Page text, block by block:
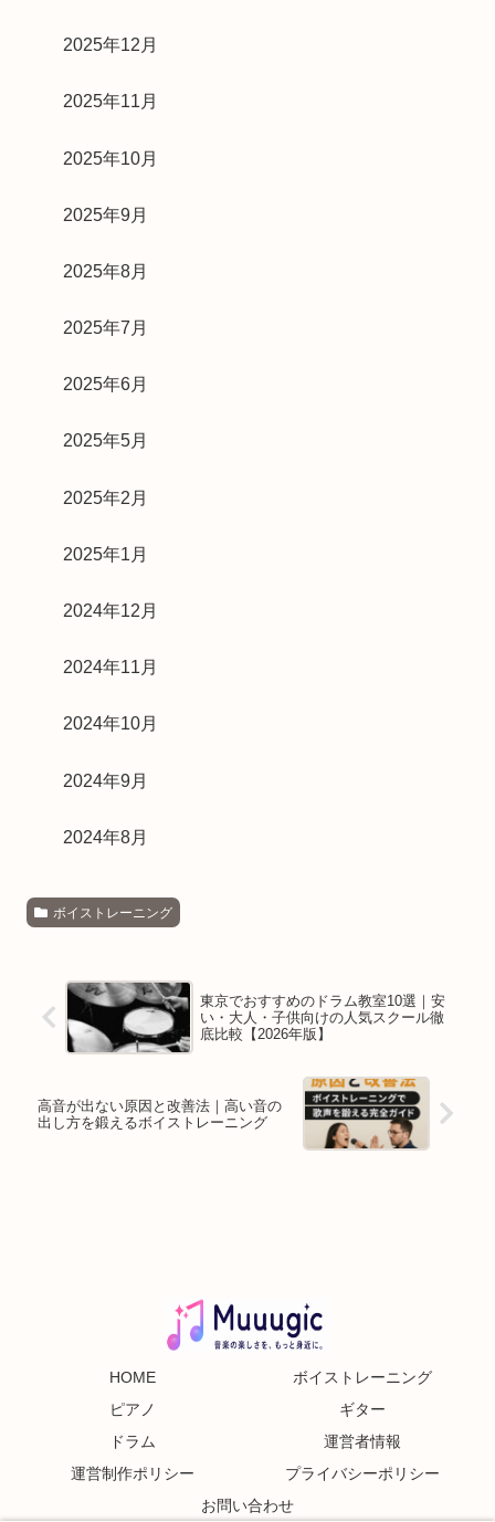
2025年12月
2025年11月
2025年10月
2025年9月
2025年8月
2025年7月
2025年6月
2025年5月
2025年2月
2025年1月
2024年12月
2024年11月
2024年10月
2024年9月
2024年8月
ボイストレーニング
東京でおすすめのドラム教室10選｜安
い・大人・子供向けの人気スクール徹
底比較【2026年版】
高音が出ない原因と改善法｜高い音の
出し方を鍛えるボイストレーニング
HOME
ボイストレーニング
ピアノ
ギター
ドラム
運営者情報
運営制作ポリシー
プライバシーポリシー
お問い合わせ